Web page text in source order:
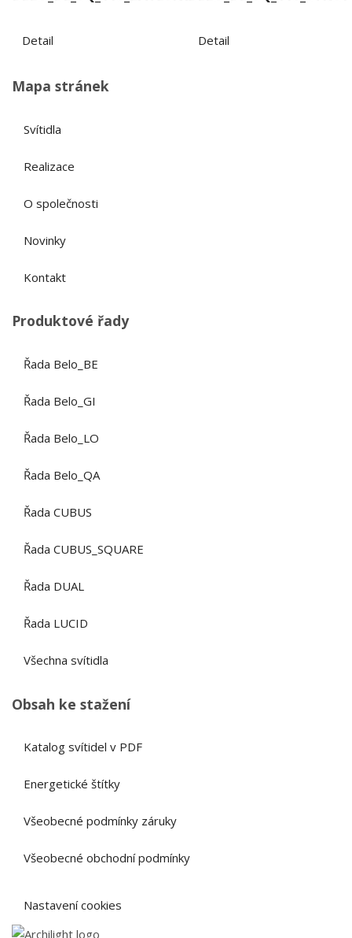
Detail Detail
Mapa stránek
Svítidla
Realizace
O společnosti
Novinky
Kontakt
Produktové řady
Řada Belo_BE
Řada Belo_GI
Řada Belo_LO
Řada Belo_QA
Řada CUBUS
Řada CUBUS_SQUARE
Řada DUAL
Řada LUCID
Všechna svítidla
Obsah ke stažení
Katalog svítidel v PDF
Energetické štítky
Všeobecné podmínky záruky
Všeobecné obchodní podmínky
Nastavení cookies